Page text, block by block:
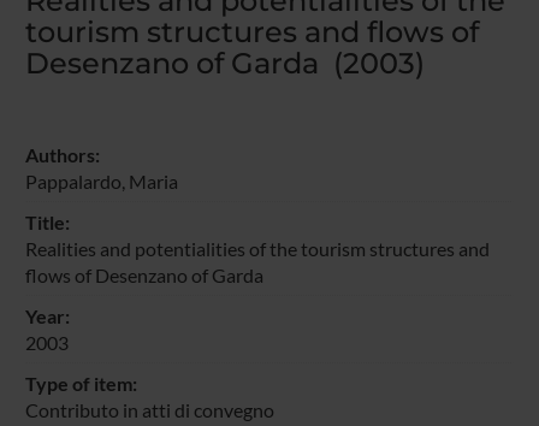
tourism structures and flows of
Desenzano of Garda (2003)
Authors:
Pappalardo, Maria
Title:
Realities and potentialities of the tourism structures and
flows of Desenzano of Garda
Year:
2003
Type of item:
Contributo in atti di convegno